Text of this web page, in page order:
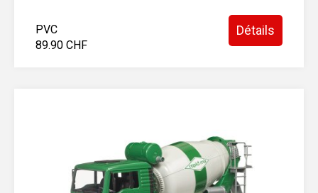
PVC
89.90 CHF
Détails